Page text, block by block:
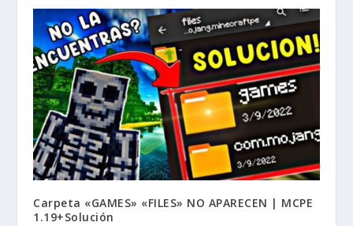
Carpeta «GAMES» «FILES» NO APARECEN | MCPE
1.19+Solución